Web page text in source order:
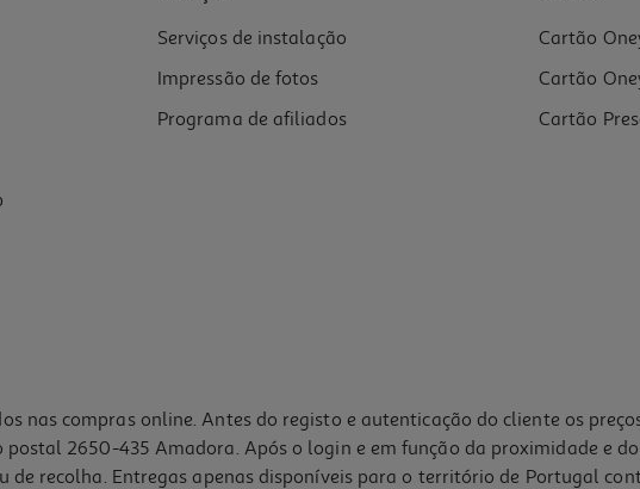
Serviços de instalação
Impressão de fotos
Programa de afiliados
Cartão
Cartão
Cartão
nas compras online. Antes do registo e autenticação do cliente os
2650-435 Amadora. Após o login e em função da proximidade e
de recolha. Entregas apenas disponíveis para o território de Portugal